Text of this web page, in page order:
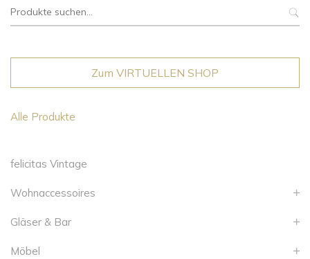
Suche
Zum VIRTUELLEN SHOP
Alle Produkte
felicitas Vintage
Wohnaccessoires
Gläser & Bar
Möbel